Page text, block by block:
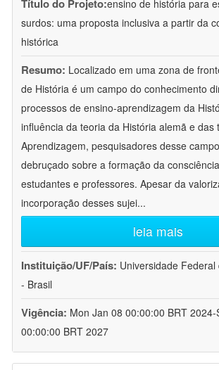
Título do Projeto:ensino de história para
surdos: uma proposta inclusiva a partir da
histórica
Resumo: Localizado em uma zona de
de História é um campo do conhecimento
processos de ensino-aprendizagem da
influência da teoria da História alemã e das
Aprendizagem, pesquisadores desse
debruçado sobre a formação da
estudantes e professores. Apesar da
incorporação desses sujei...
leia mais
Instituição/UF/País: Universidade
- Brasil
Vigência: Mon Jan 08 00:00:00 BRT 2024-
00:00:00 BRT 2027